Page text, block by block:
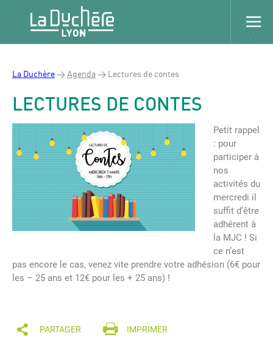
La Duchère>Agenda > Lectures de contes
LECTURES DE CONTES
Petit rappel
: pour
participer à
nos
activités du
mercredi il
suffit d’être
adhérent à
la MJC ! Si
ce n’est
pas encore le cas, venez vite prendre votre adhésion (6€ pour
les – 25 ans et 12€ pour les + 25 ans) !
PARTAGER IMPRIMER